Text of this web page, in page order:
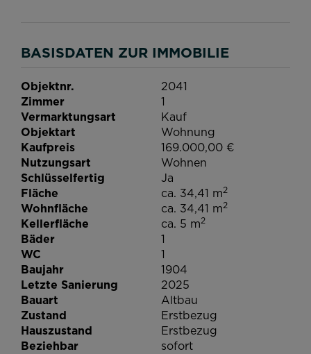
BASISDATEN ZUR IMMOBILIE
Objektnr.
2041
Zimmer
1
Vermarktungsart
Kauf
Objektart
Wohnung
Kaufpreis
169.000,00 €
Nutzungsart
Wohnen
Schlüsselfertig
Ja
Fläche
ca. 34,41 m2
Wohnfläche ca. 34,41 m2
Kellerfläche ca. 5 m2
Bäder
1
WC
1
Baujahr
1904
Letzte Sanierung
2025
Bauart
Altbau
Zustand
Erstbezug
Hauszustand
Erstbezug
Beziehbar
sofort